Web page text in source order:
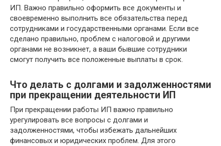
ИП. Важно правильно оформить все документы и
своевременно выполнить все обязательства перед
сотрудниками и государственными органами. Если все
сделано правильно, проблем с налоговой и другими
органами не возникнет, а ваши бывшие сотрудники
смогут получить все положенные выплаты в срок.
Что делать с долгами и задолженностями
при прекращении деятельности ИП
При прекращении работы ИП важно правильно
урегулировать все вопросы с долгами и
задолженностями, чтобы избежать дальнейших
финансовых и юридических проблем. Для этого